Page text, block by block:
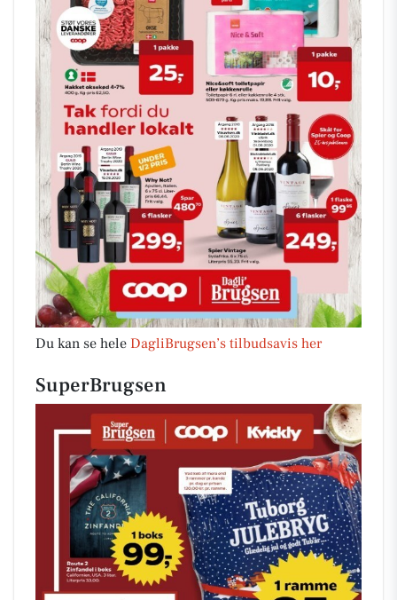
Du kan se hele DagliBrugsen’s tilbudsavis her
SuperBrugsen